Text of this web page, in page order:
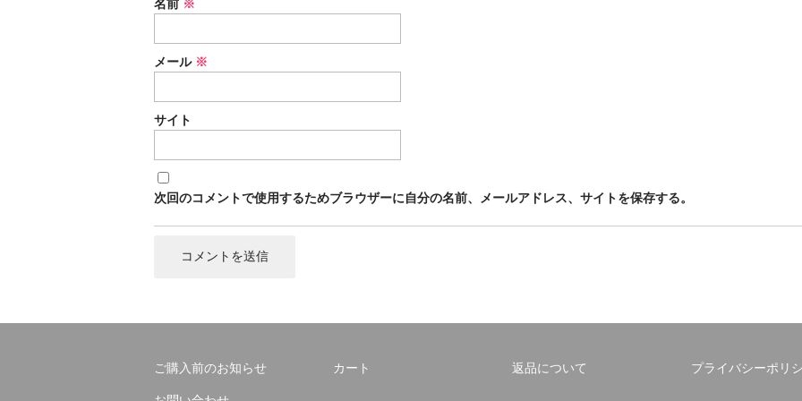
名前 ※
メール ※
サイト
次回のコメントで使用するためブラウザーに自分の名前、メールアドレス、サイトを保存する。
ご購入前のお知らせ カート 返品について プライバシーポリ